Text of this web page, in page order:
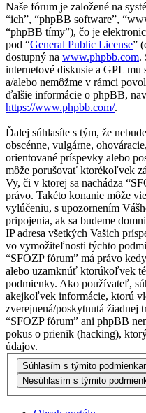
Naše fórum je založené na
“ich”, “phpBB software”,
“phpBB tímy”), čo je
pod “General Public License”
dostupný na www.phpbb.com.
internetové diskusie a GPL
a/alebo nemôžme v rámci
ďalšie informácie o phpBB,
https://www.phpbb.com/.
Ďalej súhlasíte s tým, že
obscénne, vulgárne,
orientované príspevky alebo
môže porušovať ktorékoľvek
Vy, či v ktorej sa nachádza
právo. Takéto konanie môže
vylúčeniu, s upozornením
pripojenia, ak sa budeme
IP adresa všetkých Vašich
vo vymožiteľnosti týchto
“SFOZP fórum” má právo
alebo uzamknúť ktorúkoľvek
podmienky. Ako používateľ,
akejkoľvek informácie, ktorú
zverejnená/poskytnutá žiadnej
“SFOZP fórum” ani phpBB
pokus o prienik (hacking),
údajov.